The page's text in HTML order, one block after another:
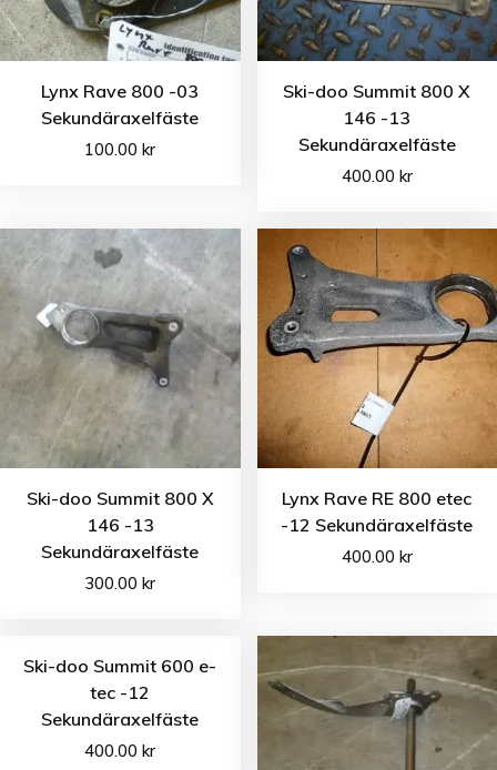
Lynx Rave 800 -03
Sekundäraxelfäste
100.00kr
Ski-doo Summit 800 X
146 -13
Sekundäraxelfäste
400.00 kr
Ski-doo Summit 800 X
146 -13
Sekundäraxelfäste
300.00kr
Lynx Rave RE 800 etec
-12 Sekundäraxelfäste
400.00 kr
Ski-doo Summit 600 e-
tec -12
Sekundäraxelfäste
400.00kr